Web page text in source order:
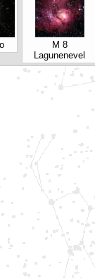
M 8
Lagunenevel